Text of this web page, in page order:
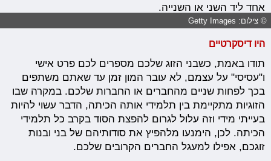
אחד ליד השני או השנייה.
© צילום: Getty Images
היו דיסקרטיים
תודו באמת, כשבני הזוג שלכם מספרים לכם פרט אישי
ו"עסיסי" על עצמם, לא עובר המון זמן עד שאתם משתפים
בכך לפחות שניים מהחברים או החברות שלכם. במקרה שבו
הזוגיות מתקיימת בין תלמידי אותה הכיתה, הדבר עשוי להיות
בעייתי מידי וזה עלול לגרום להפצת הסוד בקרב כל תלמידי
הכיתה. לכן, הימנעו מלהפיץ את סודותיהם של בני ובנות
זוגכם, אפילו למעגל החברים הקרובים שלכם.